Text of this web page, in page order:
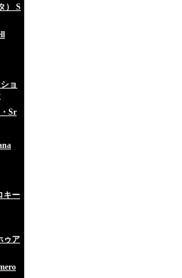
） S
ョ
Sr
キー
ゥア